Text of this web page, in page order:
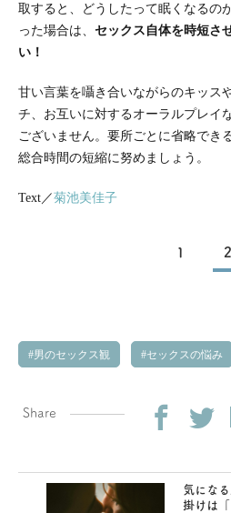
取すると、どうしたって眠くなるの
った場合は、 セックス自体を時短さ
い！
甘い言葉を囁き合いながらのキッス
チ、お互いに対するオーラルプレイ
ございません。要所ごとに省略でき
総合時間の短縮に努めましょう。
Text／菊池美佳子
1 2
男のセックス観 セックスの悩み
Share
気にな
掛けは